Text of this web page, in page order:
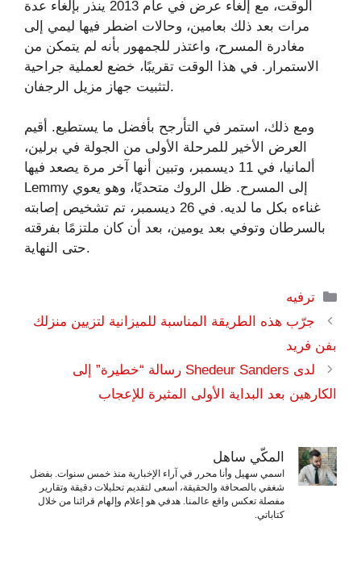
الوقت، مع إلغاء عرض في عام 2013 ينذر بإلغاء عدة
مرات بعد ذلك بعامين، وحالات اضطر فيها ليمي إلى
مغادرة المسرح، واعتذر للجمهور بأنه لم يتمكن من
الاستمرار. في هذا الوقت تقريبًا، خضع لعملية جراحية
لتثبيت جهاز مزيل الرجفان.
ومع ذلك، استمر في التأرجح بأفضل ما يستطيع. أقيم
العرض الأخير للمرحلة الأولى من الجولة في برلين،
ألمانيا، في 11 ديسمبر، وتبين أنها آخر مرة يصعد فيها
Lemmy إلى المسرح. ظل الروك متحديًا، وهو يعوي
غناءه بكل ما لديه. في 26 ديسمبر، تم تشخيص إصابته
بالسرطان وتوفي بعد يومين، بعد أن كان ملتزمًا بفرقته
حتى النهاية.
التصنيفات
ترفيه
جرّب هذه الطريقة المناسبة للميزانية لتزيين منزلك
بفن فريد
لدى Shedeur Sanders رسالة “خطيرة” إلى
الكارهين بعد البداية الأولى المثيرة للإعجاب
المكّي ساهل
اسمي سهيل وأنا محرر في آراء الإخبارية منذ خمس سنوات. بفضل
شغفي بالصحافة والحقيقة، أسعى لتقديم تحليلات دقيقة وتقارير
مفصلة تعكس واقع عالمنا. هدفي هو إعلام وإلهام قرائنا من خلال
كتاباتي.